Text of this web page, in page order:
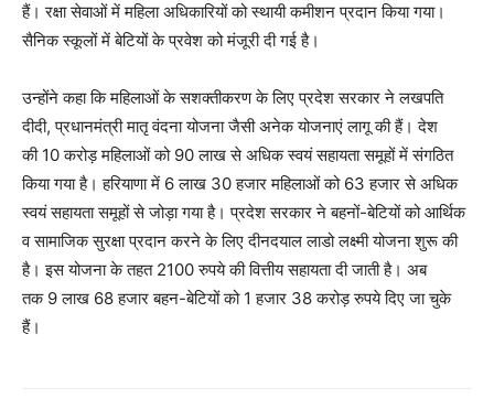
News Week
Magazine PRO
हैं। रक्षा सेवाओं में महिला अधिकारियों को स्थायी कमीशन प्रदान किया गया।
सैनिक स्कूलों में बेटियों के प्रवेश को मंजूरी दी गई है।
उन्होंने कहा कि महिलाओं के सशक्तीकरण के लिए प्रदेश सरकार ने लखपति
दीदी, प्रधानमंत्री मातृ वंदना योजना जैसी अनेक योजनाएं लागू की हैं। देश
की 10 करोड़ महिलाओं को 90 लाख से अधिक स्वयं सहायता समूहों में संगठित
किया गया है। हरियाणा में 6 लाख 30 हजार महिलाओं को 63 हजार से अधिक
स्वयं सहायता समूहों से जोड़ा गया है। प्रदेश सरकार ने बहनों-बेटियों को आर्थिक
व सामाजिक सुरक्षा प्रदान करने के लिए दीनदयाल लाडो लक्ष्मी योजना शुरू की
है। इस योजना के तहत 2100 रुपये की वित्तीय सहायता दी जाती है। अब
तक 9 लाख 68 हजार बहन-बेटियों को 1 हजार 38 करोड़ रुपये दिए जा चुके
हैं।